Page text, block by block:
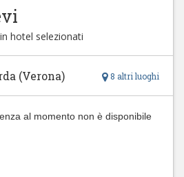
hotel selezionati
8 altri luoghi
(Verona)
al momento non è disponibile